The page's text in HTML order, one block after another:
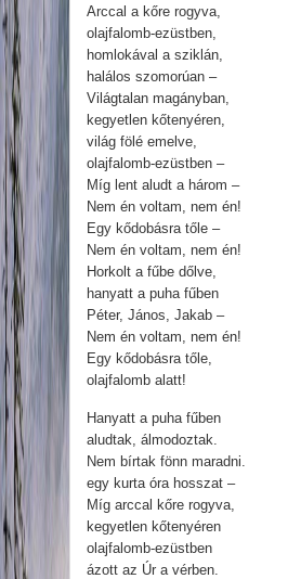
Arccal a kőre rogyva,
olajfalomb-ezüstben,
homlokával a sziklán,
halálos szomorúan –
Világtalan magányban,
kegyetlen kőtenyéren,
világ fölé emelve,
olajfalomb-ezüstben –
Míg lent aludt a három –
Nem én voltam, nem én!
Egy kődobásra tőle –
Nem én voltam, nem én!
Horkolt a fűbe dőlve,
hanyatt a puha fűben
Péter, János, Jakab –
Nem én voltam, nem én!
Egy kődobásra tőle,
olajfalomb alatt!
Hanyatt a puha fűben
aludtak, álmodoztak.
Nem bírtak fönn maradni.
egy kurta óra hosszat –
Míg arccal kőre rogyva,
kegyetlen kőtenyéren
olajfalomb-ezüstben
ázott az Úr a vérben.